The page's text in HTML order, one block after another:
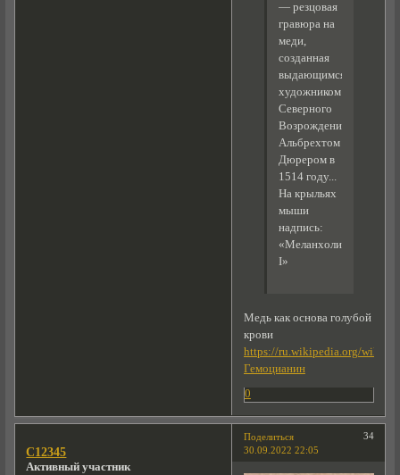
— резцовая
гравюра на
меди,
созданная
выдающимся
художником
Северного
Возрождения
Альбрехтом
Дюрером в
1514 году...
На крыльях
мыши
надпись:
«Меланхолия
I»
Медь как основа голубой
крови
https://ru.wikipedia.org/wiki/
Гемоцианин
0
Поделиться
34
30.09.2022 22:05
C12345
Активный участник